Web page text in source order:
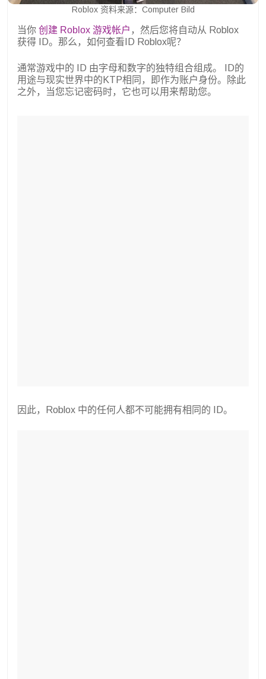
Roblox 资料来源：Computer Bild
当你 创建 Roblox 游戏帐户 ，然后您将自动从 Roblox
获得 ID。那么，如何查看ID Roblox呢？
通常游戏中的 ID 由字母和数字的独特组合组成。 ID的
用途与现实世界中的KTP相同，即作为账户身份。除此
之外，当您忘记密码时，它也可以用来帮助您。
因此，Roblox 中的任何人都不可能拥有相同的 ID。